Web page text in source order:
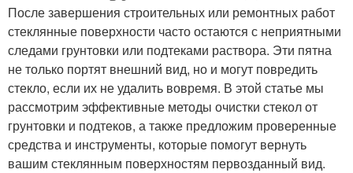
После завершения строительных или ремонтных работ
стеклянные поверхности часто остаются с неприятными
следами грунтовки или подтеками раствора. Эти пятна
не только портят внешний вид, но и могут повредить
стекло, если их не удалить вовремя. В этой статье мы
рассмотрим эффективные методы очистки стекол от
грунтовки и подтеков, а также предложим проверенные
средства и инструменты, которые помогут вернуть
вашим стеклянным поверхностям первозданный вид.